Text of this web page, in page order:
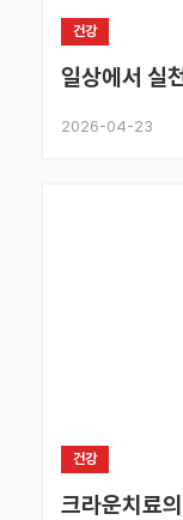
건강
일상에서 실
2026-04-23
건강
크라운치료